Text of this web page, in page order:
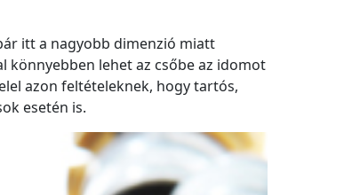
itt a nagyobb dimenzió miatt
könnyebben lehet az csőbe az idomot
azon feltételeknek, hogy tartós,
esetén is.